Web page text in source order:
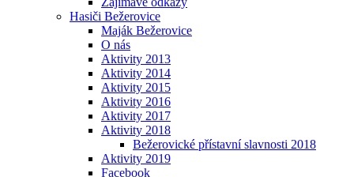
Hasiči Bežerovice
Maják Bežerovice
O nás
Aktivity 2013
Aktivity 2014
Aktivity 2015
Aktivity 2016
Aktivity 2017
Aktivity 2018
Bežerovické přístavní slavnosti 2018
Aktivity 2019
Facebook